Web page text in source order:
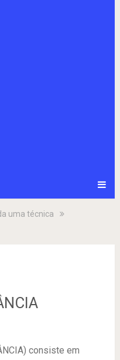
uma técnica
consiste em